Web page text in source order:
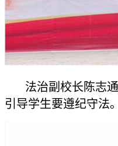
法治副校长陈志通
引导学生要遵纪守法